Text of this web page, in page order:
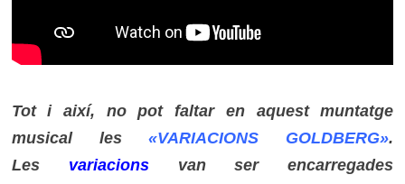
Tot i així, no pot faltar en aquest muntatge
musical les«VARIACIONS GOLDBERG».
Les variacionsvan ser encarregades